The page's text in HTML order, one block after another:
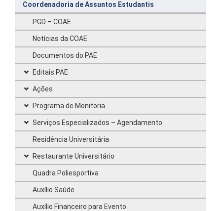
Coordenadoria de Assuntos Estudantis
PGD – COAE
Notícias da COAE
Documentos do PAE
Editais PAE
Ações
Programa de Monitoria
Serviços Especializados – Agendamento
Residência Universitária
Restaurante Universitário
Quadra Poliesportiva
Auxílio Saúde
Auxílio Financeiro para Evento